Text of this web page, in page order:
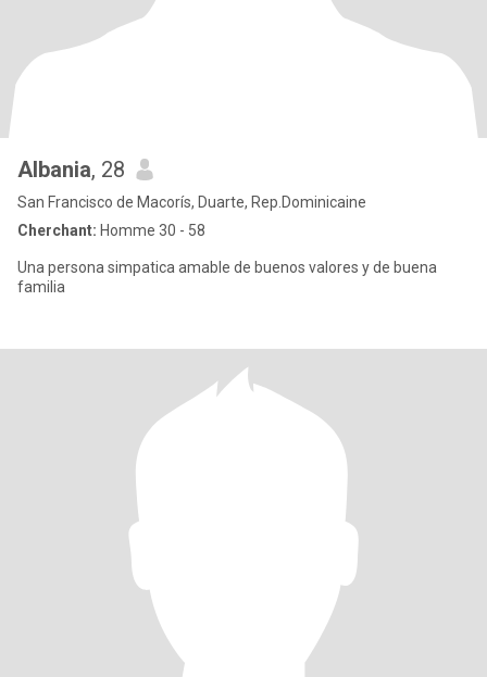
Albania, 28
San Francisco de Macorís, Duarte, Rep.Dominicaine
Cherchant: Homme 30 - 58
Una persona simpatica amable de buenos valores y de buena
familia